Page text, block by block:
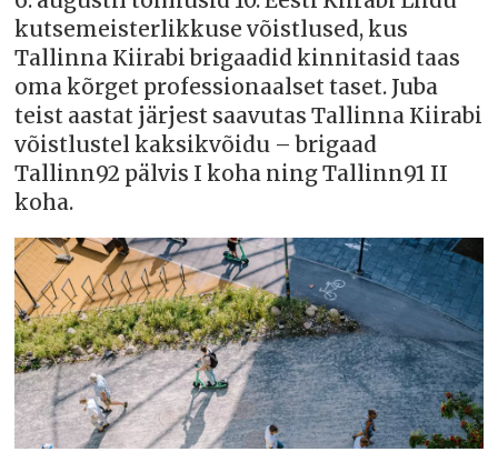
kutsemeisterlikkuse võistlused, kus
Tallinna Kiirabi brigaadid kinnitasid taas
oma kõrget professionaalset taset. Juba
teist aastat järjest saavutas Tallinna Kiirabi
võistlustel kaksikvõidu – brigaad
Tallinn92 pälvis I koha ning Tallinn91 II
koha.